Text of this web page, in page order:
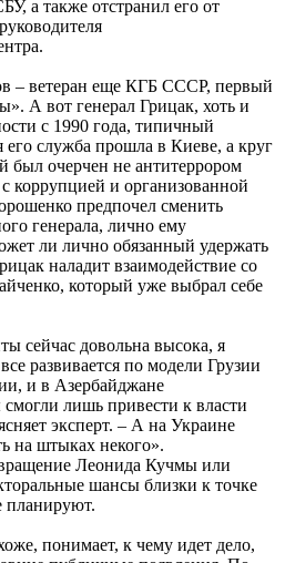
а также отстранил его от
– ветеран еще КГБ СССР, первый
А вот генерал Грицак, хоть и
с 1990 года, типичный
его служба прошла в Киеве, а круг
был очерчен не антитеррором
коррупцией и организованной
предпочел сменить
генерала, лично ему
ли лично обязанный удержать
наладит взаимодействие со
который уже выбрал себе
сейчас довольна высока, я
развивается по модели Грузии
и в Азербайджане
лишь привести к власти
эксперт. – А на Украине
на штыках некого».
Леонида Кучмы или
шансы близки к точке
планируют.
понимает, к чему идет дело,